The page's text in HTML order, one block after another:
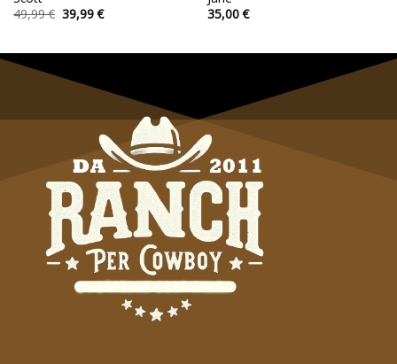
49,99€ Il
prezzo
49,99 €.
39,99€Il
prezzo
39,99 €.
35,00€